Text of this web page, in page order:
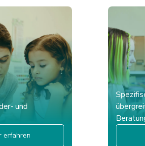
und
erfahren